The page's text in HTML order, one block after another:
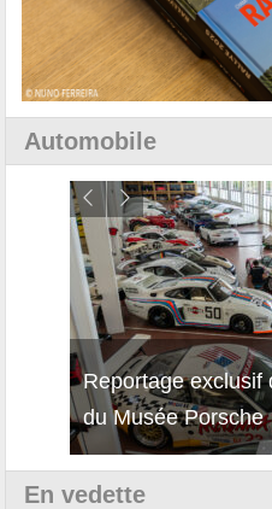
Automobile
Reportage exclusif
du Musée Porsche
En vedette